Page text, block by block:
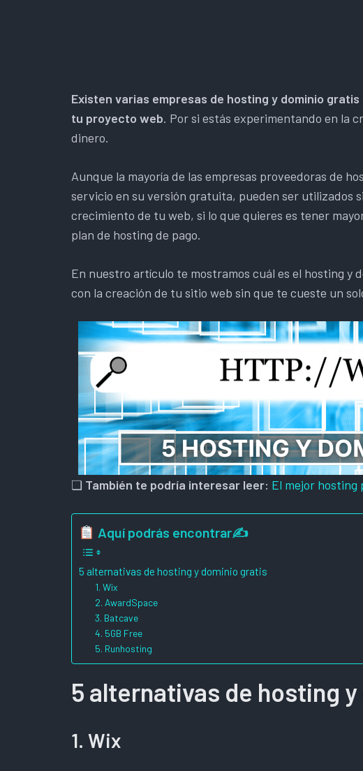
Existen varias empresas de hosting y dominio
tu proyecto web. Por si estás experimentando en la
dinero.
Aunque la mayoría de las empresas proveedoras de
servicio en su versión gratuita, pueden ser utilizados
crecimiento de tu web, si lo que quieres es tener
plan de hosting de pago.
En nuestro artículo te mostramos cuál es el hosting
con la creación de tu sitio web sin que te cueste un
❏ También te podría interesar leer: El mejor hosting
Aquí podrás encontrar✍
5 alternativas de hosting y dominio gratis
1. Wix
2. AwardSpace
3. Batcave
4. 5GB Free
5. Runhosting
5 alternativas de hosting
1. Wix